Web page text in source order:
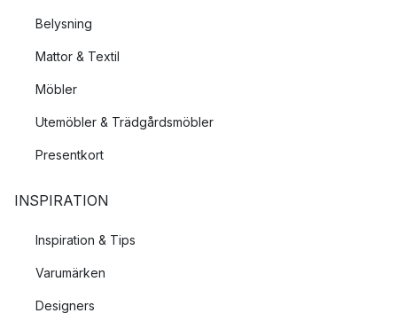
Belysning
Mattor & Textil
Möbler
Utemöbler & Trädgårdsmöbler
Presentkort
INSPIRATION
Inspiration & Tips
Varumärken
Designers